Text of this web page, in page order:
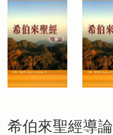
希伯來聖經導論